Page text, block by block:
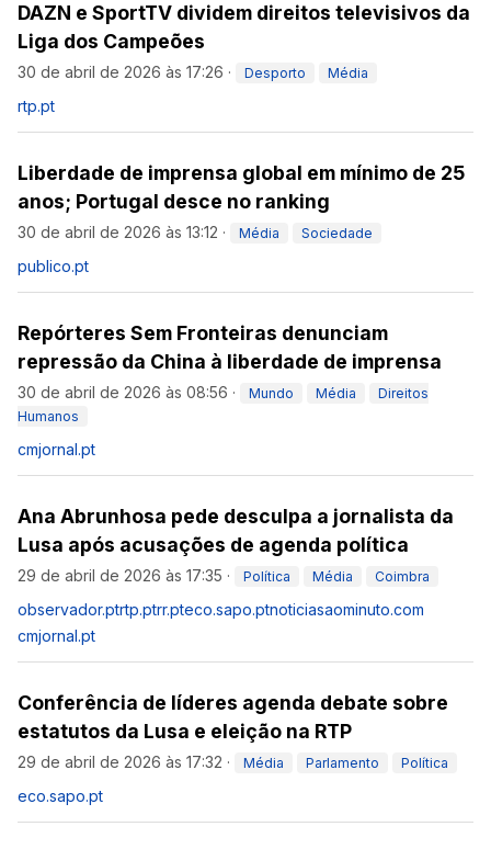
DAZN e SportTV dividem direitos televisivos da
Liga dos Campeões
30 de abril de 2026 às 17:26 · Desporto Média
rtp.pt
Liberdade de imprensa global em mínimo de 25
anos; Portugal desce no ranking
30 de abril de 2026 às 13:12 · Média Sociedade
publico.pt
Repórteres Sem Fronteiras denunciam
repressão da China à liberdade de imprensa
30 de abril de 2026 às 08:56 · Mundo Média
Direitos
Humanos
cmjornal.pt
Ana Abrunhosa pede desculpa a jornalista da
Lusa após acusações de agenda política
29 de abril de 2026 às 17:35 · Política Média Coimbra
observador.ptrtp.ptrr.pteco.sapo.ptnoticiasaominuto.com
cmjornal.pt
Conferência de líderes agenda debate sobre
estatutos da Lusa e eleição na RTP
29 de abril de 2026 às 17:32 · Média Parlamento Política
eco.sapo.pt